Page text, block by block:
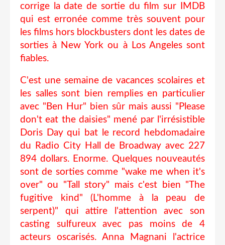
corrige la date de sortie du film sur IMDB
qui est erronée comme très souvent pour
les films hors blockbusters dont les dates de
sorties à New York ou à Los Angeles sont
fiables.
C'est une semaine de vacances scolaires et
les salles sont bien remplies en particulier
avec "Ben Hur" bien sûr mais aussi "Please
don't eat the daisies" mené par l'irrésistible
Doris Day qui bat le record hebdomadaire
du Radio City Hall de Broadway avec 227
894 dollars. Enorme. Quelques nouveautés
sont de sorties comme "wake me when it's
over" ou "Tall story" mais c'est bien "The
fugitive kind" (L'homme à la peau de
serpent)" qui attire l'attention avec son
casting sulfureux avec pas moins de 4
acteurs oscarisés. Anna Magnani l'actrice